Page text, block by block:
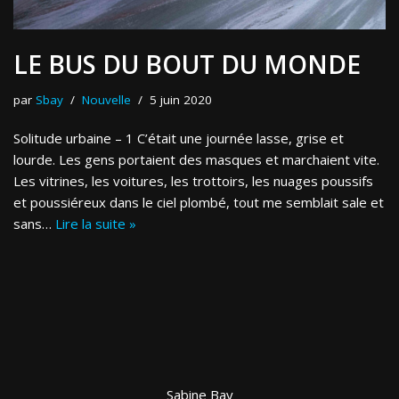
LE BUS DU BOUT DU MONDE
par Sbay Nouvelle 5 juin 2020
Solitude urbaine – 1 C’était une journée lasse, grise et
lourde. Les gens portaient des masques et marchaient vite.
Les vitrines, les voitures, les trottoirs, les nuages poussifs
et poussiéreux dans le ciel plombé, tout me semblait sale et
sans… Lire la suite »
Sabine Bay